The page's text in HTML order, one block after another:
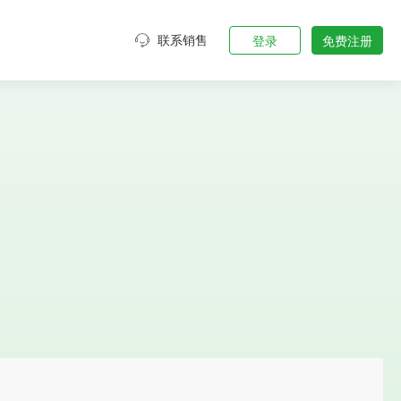
联系销售 登录 免费注册